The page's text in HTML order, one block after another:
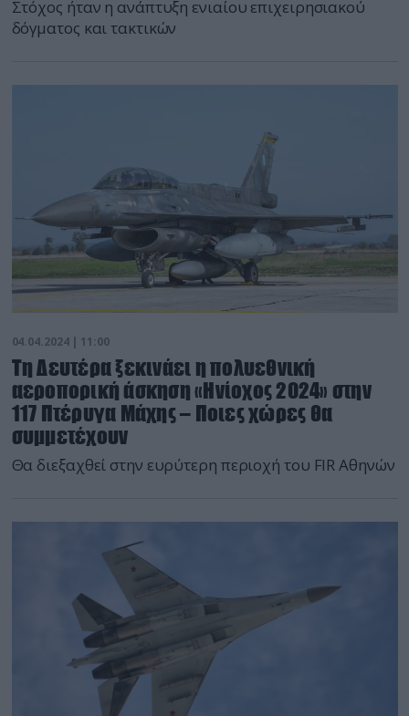
Στόχος ήταν η ανάπτυξη ενιαίου επιχειρησιακού
δόγματος και τακτικών
04.04.2024 | 11:00
Τη Δευτέρα ξεκινάει η πολυεθνική
αεροπορική άσκηση «Ηνίοχος 2024» στην
117 Πτέρυγα Μάχης – Ποιες χώρες θα
συμμετέχουν
Θα διεξαχθεί στην ευρύτερη περιοχή του FIR Αθηνών